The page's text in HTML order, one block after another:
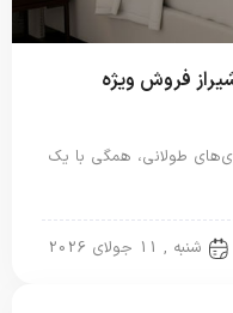
فروش ویژه
طولانی، همگی با یک
شنبه , 11 جولای 2026